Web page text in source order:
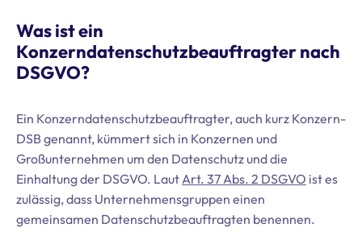
Was ist ein
Konzerndatenschutzbeauftragter nach
DSGVO?
Ein Konzerndatenschutzbeauftragter, auch kurz Konzern-
DSB genannt, kümmert sich in Konzernen und
Großunternehmen um den Datenschutz und die
Einhaltung der DSGVO. LautArt. 37 Abs. 2 DSGVO ist es
zulässig, dass Unternehmensgruppen einen
gemeinsamen Datenschutzbeauftragten benennen.